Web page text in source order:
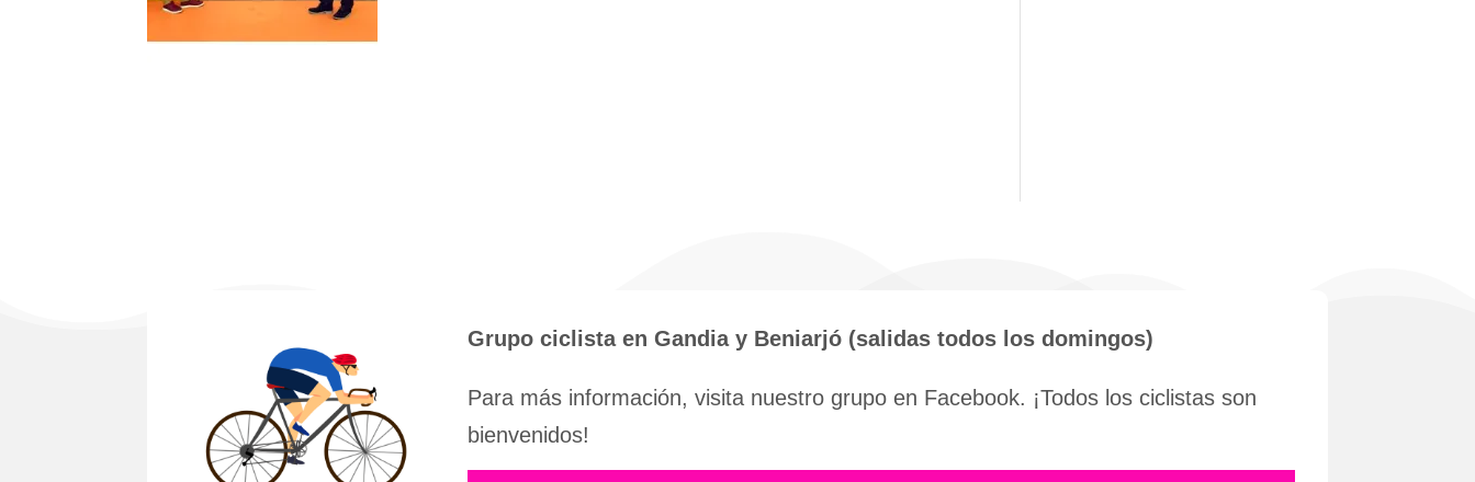
Grupo ciclista en Gandia y Beniarjó (salidas todos los domingos)
Para más información, visita nuestro grupo en Facebook. ¡Todos los ciclistas son
bienvenidos!